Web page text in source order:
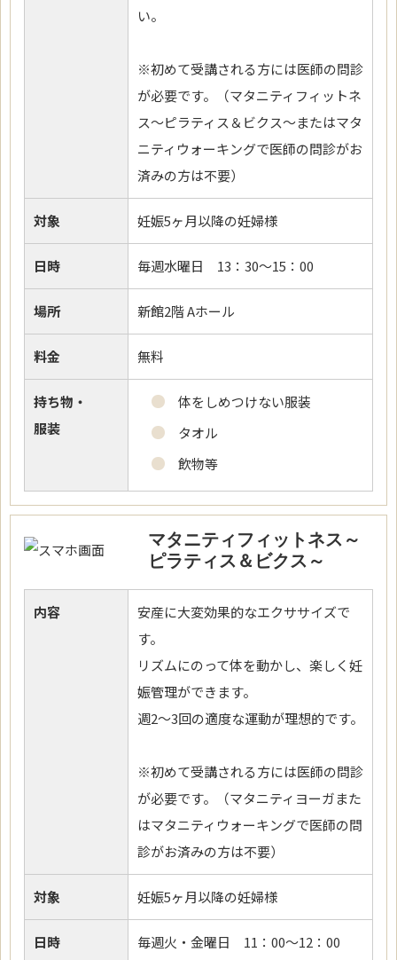
い。
※初めて受講される方には医師の問診
が必要です。（マタニティフィットネ
ス～ピラティス＆ビクス～またはマタ
ニティウォーキングで医師の問診がお
済みの方は不要）
対象 妊娠5ヶ月以降の妊婦様
日時 毎週水曜日 13：30～15：00
場所 新館2階 Aホール
料金 無料
持ち物・
服装
体をしめつけない服装
タオル
飲物等
マタニティフィットネス～
ピラティス＆ビクス～
内容
安産に大変効果的なエクササイズで
す。
リズムにのって体を動かし、楽しく妊
娠管理ができます。
週2～3回の適度な運動が理想的です。
※初めて受講される方には医師の問診
が必要です。（マタニティヨーガまた
はマタニティウォーキングで医師の問
診がお済みの方は不要）
対象 妊娠5ヶ月以降の妊婦様
日時 毎週火・金曜日 11：00～12：00